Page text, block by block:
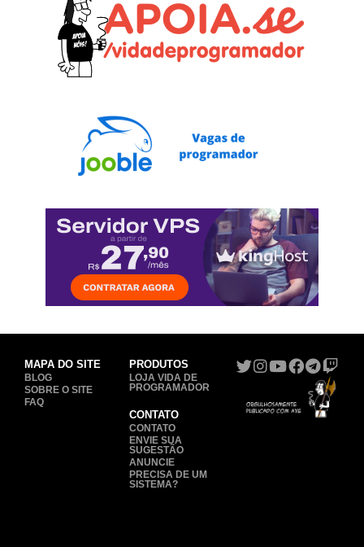
MAPA DO SITE
BLOG
SOBRE O SITE
FAQ
PRODUTOS
LOJA VIDA DE
PROGRAMADOR
CONTATO
CONTATO
ENVIE SUA
SUGESTÃO
ANUNCIE
PRECISA DE UM
SISTEMA?